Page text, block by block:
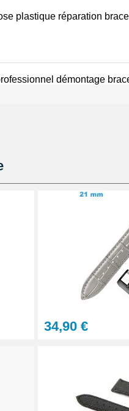
plastique réparation
démontage
précision réparation
Montre 2 Pompes au
de montre - 12 outils
manipulation bracelet
34,90 €